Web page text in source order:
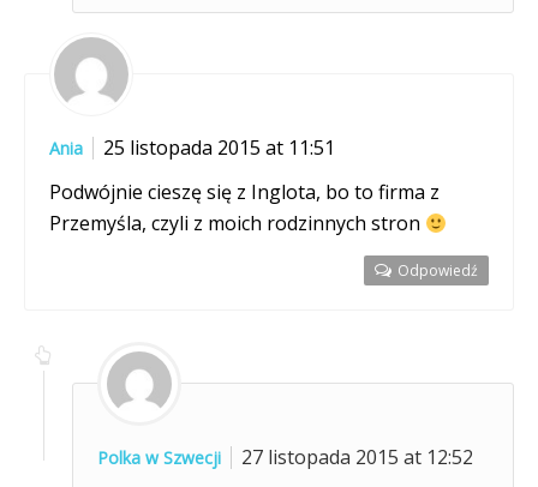
Ania
25 listopada 2015 at 11:51
Podwójnie cieszę się z Inglota, bo to firma z
Przemyśla, czyli z moich rodzinnych stron
Odpowiedź
Polka w Szwecji
27 listopada 2015 at 12:52